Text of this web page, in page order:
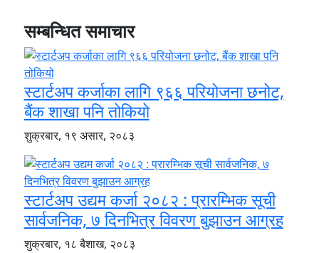
सम्बन्धित समाचार
स्टार्टअप कर्जाका लागि ९६६ परियोजना छनोट,
बैंक शाखा पनि तोकियो
शुक्रबार, १९ असार, २०८३
स्टार्टअप उद्यम कर्जा २०८२ : प्रारम्भिक सूची
सार्वजनिक, ७ दिनभित्र विवरण बुझाउन आग्रह
शुक्रबार, १८ बैशाख, २०८३